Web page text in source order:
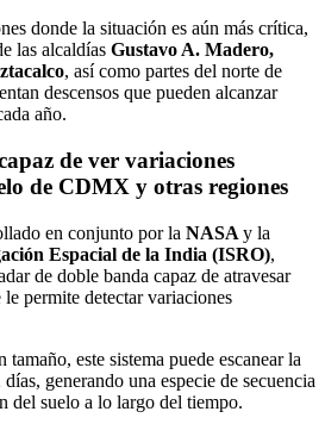
donde la situación es aún más crítica,
las alcaldías Gustavo A. Madero,
, así como partes del norte de
descensos que pueden alcanzar
año.
de ver variaciones
de CDMX y otras regiones
en conjunto por la NASA y la
Espacial de la India (ISRO),
de doble banda capaz de atravesar
permite detectar variaciones
tamaño, este sistema puede escanear la
generando una especie de secuencia
del suelo a lo largo del tiempo.